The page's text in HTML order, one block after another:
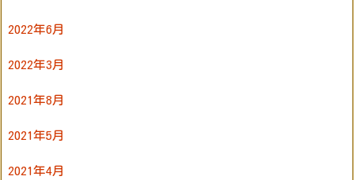
2022年6月
2022年3月
2021年8月
2021年5月
2021年4月